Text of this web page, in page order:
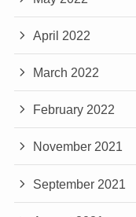
April 2022
March 2022
February 2022
November 2021
September 2021